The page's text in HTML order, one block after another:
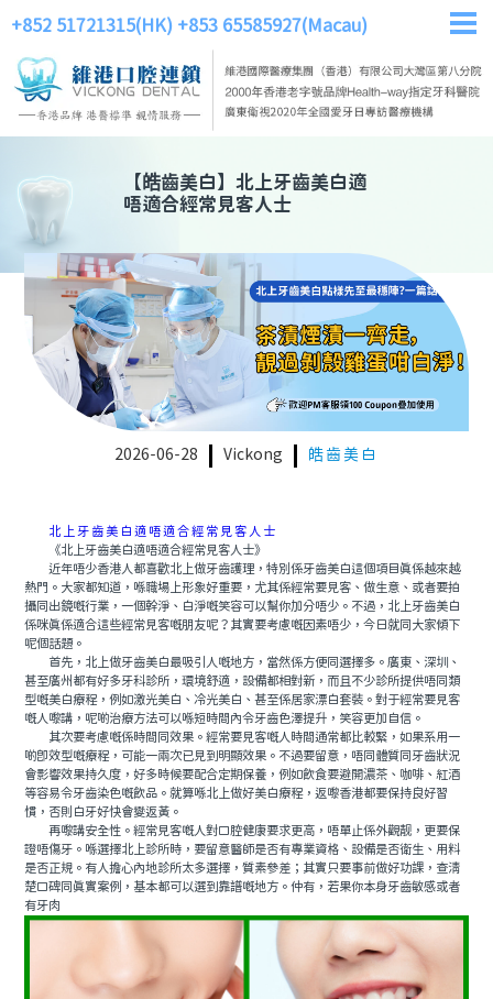
+852 51721315(HK) +853 65585927(Macau)
【皓齒美白】 北上牙齒美白適
唔適合經常見客人士
2026-06-28 Vickong 皓齒美白
北上牙齒美白適唔適合經常見客人士
《北上牙齒美白適唔適合經常見客人士》
近年唔少香港人都喜歡北上做牙齒護理，特別係牙齒美白這個項目真係越來越
熱門。大家都知道，喺職場上形象好重要，尤其係經常要見客、做生意、或者要拍
攝同出鏡嘅行業，一個幹淨、白淨嘅笑容可以幫你加分唔少。不過，北上牙齒美白
係咪真係適合這些經常見客嘅朋友呢？其實要考慮嘅因素唔少，今日就同大家傾下
呢個話題。
首先，北上做牙齒美白最吸引人嘅地方，當然係方便同選擇多。廣東、深圳、
甚至廣州都有好多牙科診所，環境舒適，設備都相對新，而且不少診所提供唔同類
型嘅美白療程，例如激光美白、冷光美白、甚至係居家漂白套裝。對于經常要見客
嘅人嚟講，呢啲治療方法可以喺短時間內令牙齒色澤提升，笑容更加自信。
其次要考慮嘅係時間同效果。經常要見客嘅人時間通常都比較緊，如果系用一
啲即效型嘅療程，可能一兩次已見到明顯效果。不過要留意，唔同體質同牙齒狀況
會影響效果持久度，好多時候要配合定期保養，例如飲食要避開濃茶、咖啡、紅酒
等容易令牙齒染色嘅飲品。就算喺北上做好美白療程，返嚟香港都要保持良好習
慣，否則白牙好快會變返黃。
再嚟講安全性。經常見客嘅人對口腔健康要求更高，唔單止係外觀靓，更要保
證唔傷牙。喺選擇北上診所時，要留意醫師是否有專業資格、設備是否衛生、用料
是否正規。有人擔心內地診所太多選擇，質素參差；其實只要事前做好功課，查清
楚口碑同真實案例，基本都可以選到靠譜嘅地方。仲有，若果你本身牙齒敏感或者
有牙肉